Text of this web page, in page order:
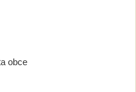
obce